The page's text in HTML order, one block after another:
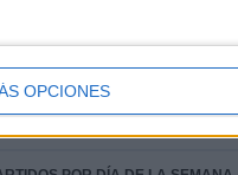
OPCIONES
Europa League
13
5
Ver ranking